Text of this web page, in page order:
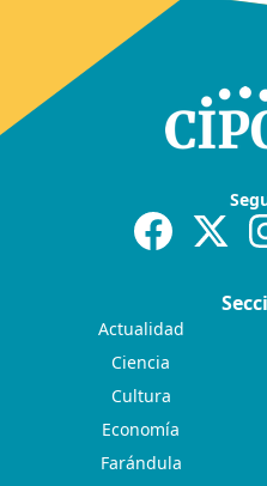
Actualidad
Ciencia
Cultura
Economía
Farándula